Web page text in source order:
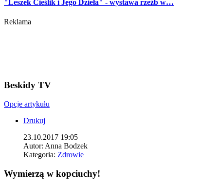
"Leszek Cieślik i Jego Dzieła" - wystawa rzeźb w…
Reklama
Beskidy TV
Opcje artykułu
Drukuj
23.10.2017 19:05
Autor: Anna Bodzek
Kategoria: Zdrowie
Wymierzą w kopciuchy!